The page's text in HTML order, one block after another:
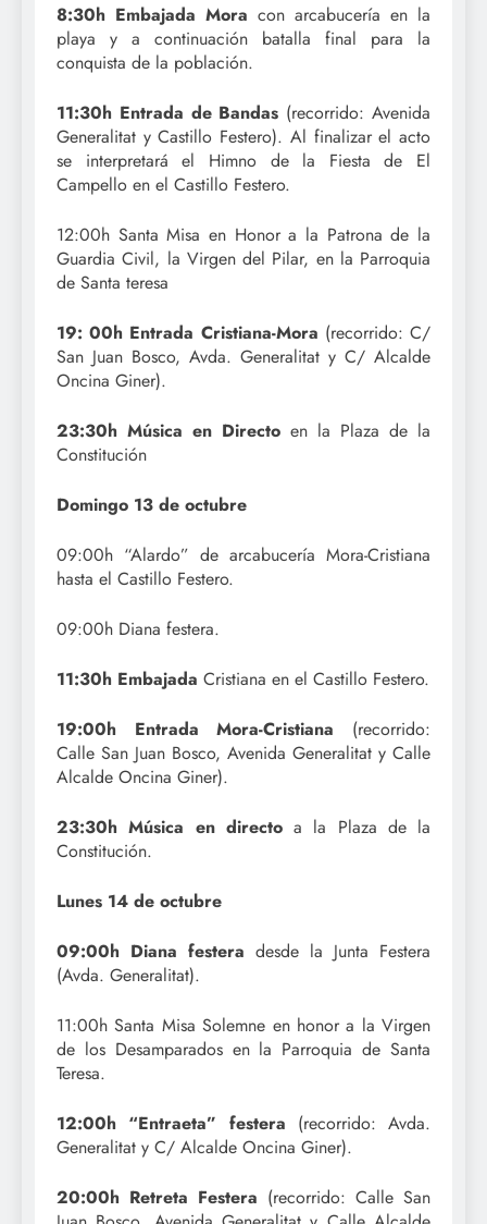
8:30h Embajada Mora con arcabucería en la
playa y a continuación batalla final para la
conquista de la población.
11:30h Entrada de Bandas (recorrido: Avenida
Generalitat y Castillo Festero). Al finalizar el acto
se interpretará el Himno de la Fiesta de El
Campello en el Castillo Festero.
12:00h Santa Misa en Honor a la Patrona de la
Guardia Civil, la Virgen del Pilar, en la Parroquia
de Santa teresa
19: 00h Entrada Cristiana-Mora (recorrido: C/
San Juan Bosco, Avda. Generalitat y C/ Alcalde
Oncina Giner).
23:30h Música en Directo en la Plaza de la
Constitución
Domingo 13 de octubre
09:00h “Alardo” de arcabucería Mora-Cristiana
hasta el Castillo Festero.
09:00h Diana festera.
11:30h Embajada Cristiana en el Castillo Festero.
19:00h Entrada Mora-Cristiana (recorrido:
Calle San Juan Bosco, Avenida Generalitat y Calle
Alcalde Oncina Giner).
23:30h Música en directoa la Plaza de la
Constitución.
Lunes 14 de octubre
09:00h Diana festera desde la Junta Festera
(Avda. Generalitat).
11:00h Santa Misa Solemne en honor a la Virgen
de los Desamparados en la Parroquia de Santa
Teresa.
12:00h “Entraeta” festera (recorrido: Avda.
Generalitat y C/ Alcalde Oncina Giner).
20:00h Retreta Festera (recorrido: Calle San